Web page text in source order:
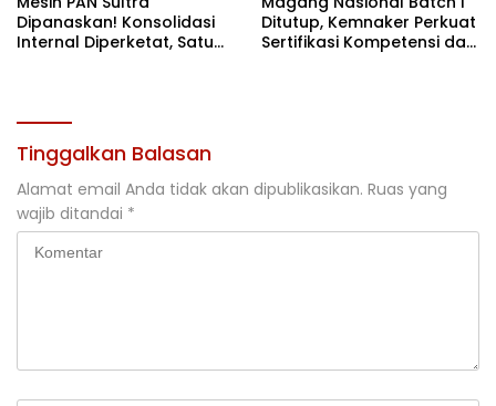
Dipanaskan! Konsolidasi
Internal Diperketat, Satu
Ditutup, Kemnaker Perkuat
Sertifikasi Kompetensi dan
Tinggalkan Balasan
Alamat email Anda tidak akan dipublikasikan. Ruas yang
wajib ditandai *